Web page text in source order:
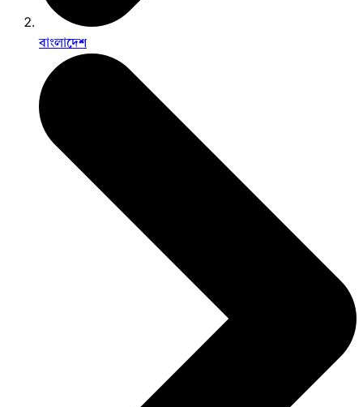
বাংলাদেশ